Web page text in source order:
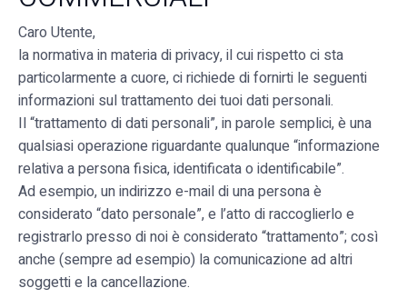
Caro Utente,
la normativa in materia di privacy, il cui rispetto ci sta
particolarmente a cuore, ci richiede di fornirti le seguenti
informazioni sul trattamento dei tuoi dati personali.
Il “trattamento di dati personali”, in parole semplici, è una
qualsiasi operazione riguardante qualunque “informazione
relativa a persona fisica, identificata o identificabile”.
Ad esempio, un indirizzo e-mail di una persona è
considerato “dato personale”, e l’atto di raccoglierlo e
registrarlo presso di noi è considerato “trattamento”; così
anche (sempre ad esempio) la comunicazione ad altri
soggetti e la cancellazione.